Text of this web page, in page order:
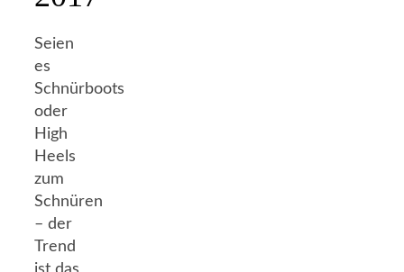
Seien
es
Schnürboots
oder
High
Heels
zum
Schnüren
– der
Trend